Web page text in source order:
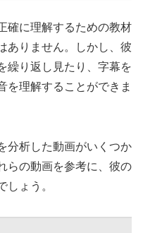
確に理解するための教材
ありません。しかし、彼
繰り返し見たり、字幕を
を理解することができま
分析した動画がいくつか
らの動画を参考に、彼の
しょう。